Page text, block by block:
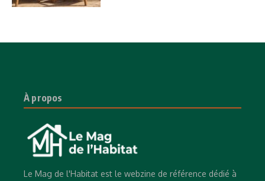
À propos
Le Mag de l'Habitat est le webzine de référence dédié à